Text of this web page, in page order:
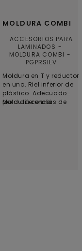
MOLDURA COMBI
ACCESORIOS PARA
LAMINADOS
MOLDURA COMBI
PGPRSILV
Moldura en T y reductor
en uno. Riel inferior de
plástico. Adecuado
para diferencias de
Moldura combi